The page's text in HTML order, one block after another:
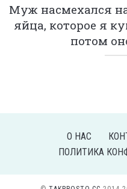
Муж насмехался
яйца, которое я
потом
О НАС
ПОЛИТИКА